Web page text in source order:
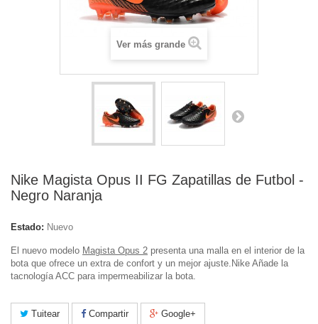
Ver más grande
Nike Magista Opus II FG Zapatillas de Futbol -
Negro Naranja
Estado: Nuevo
El nuevo modelo Magista Opus 2 presenta una malla en el interior de la
bota que ofrece un extra de confort y un mejor ajuste. Nike Añade la
tacnología ACC para impermeabilizar la bota.
Tuitear Compartir Google+